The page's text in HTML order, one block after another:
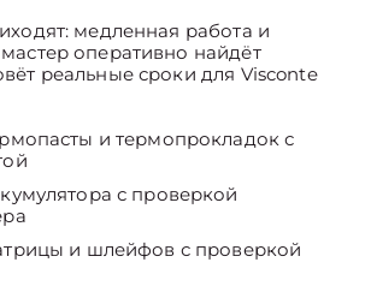
медленная работа и
оперативно найдёт
реальные сроки для Visconte
и термопрокладок с
с проверкой
и шлейфов с проверкой